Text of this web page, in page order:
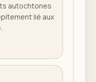
autochtones
lié aux